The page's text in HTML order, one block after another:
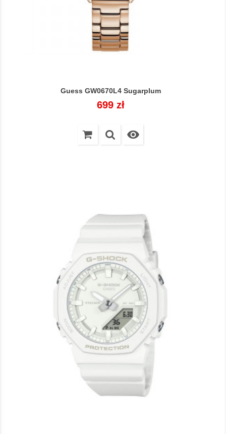
Guess GW0670L4 Sugarplum
Cena
699 zł
